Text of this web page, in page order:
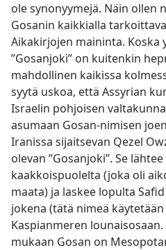
ole synonyymejä. Näin ollen
Gosanin kaikkialla
Aikakirjojen maininta. Koska
”Gosanjoki” on kuitenkin
mahdollinen kaikissa
syytä uskoa, että Assyrian
Israelin pohjoisen
asumaan Gosan-nimisen
Iranissa sijaitsevan Qezel
olevan ”Gosanjoki”. Se
kaakkoispuolelta (joka oli
maata) ja laskee lopulta
jokena (tätä nimeä
Kaspianmeren
mukaan Gosan on